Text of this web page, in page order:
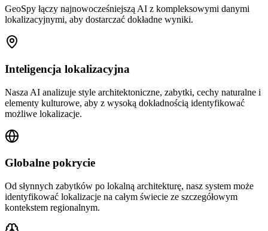
GeoSpy łączy najnowocześniejszą AI z kompleksowymi danymi
lokalizacyjnymi, aby dostarczać dokładne wyniki.
Inteligencja lokalizacyjna
Nasza AI analizuje style architektoniczne, zabytki, cechy naturalne i
elementy kulturowe, aby z wysoką dokładnością identyfikować
możliwe lokalizacje.
Globalne pokrycie
Od słynnych zabytków po lokalną architekturę, nasz system może
identyfikować lokalizacje na całym świecie ze szczegółowym
kontekstem regionalnym.